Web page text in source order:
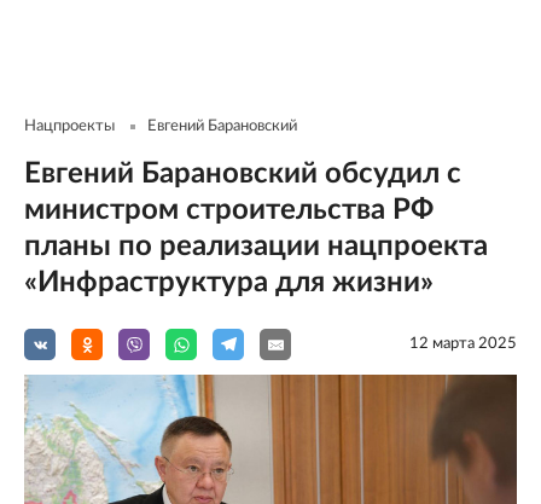
Нацпроекты Евгений Барановский
Евгений Барановский обсудил с
министром строительства РФ
планы по реализации нацпроекта
«Инфраструктура для жизни»
12 мартa 2025